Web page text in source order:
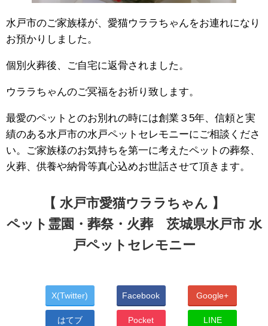
水戸市のご家族様が、愛猫ウララちゃんをお連れになり
お預かりしました。
個別火葬後、ご自宅に返骨されました。
ウララちゃんのご冥福をお祈り致します。
最愛のペットとのお別れの時には創業３5年、信頼と実
績のある水戸市の水戸ペットセレモニーにご相談くださ
い。ご家族様のお気持ちを第一に考えたペットの葬祭、
火葬、供養や納骨等真心込めお世話させて頂きます。
【 水戸市愛猫ウララちゃん 】
ペット霊園・葬祭・火葬 茨城県水戸市 水
戸ペットセレモニー
X(Twitter) Facebook Google+
はてブ Pocket LINE